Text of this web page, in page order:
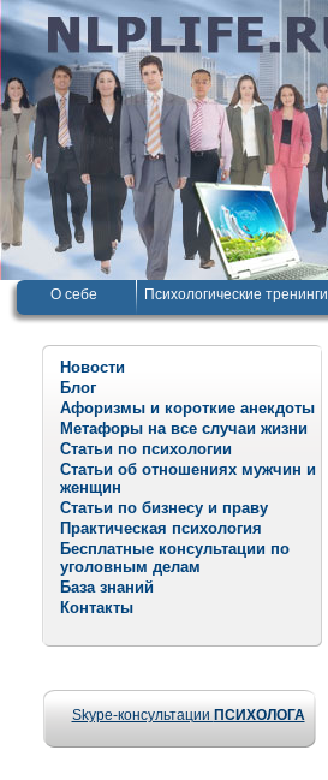
О себе Психологические тренинги
Новости
Блог
Афоризмы и короткие анекдоты
Метафоры на все случаи жизни
Статьи по психологии
Статьи об отношениях мужчин и
женщин
Статьи по бизнесу и праву
Практическая психология
Бесплатные консультации по
уголовным делам
База знаний
Контакты
Skype-консультации ПСИХОЛОГА